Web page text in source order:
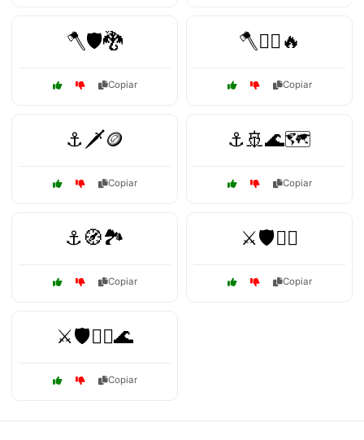
🪓🛡️🐉
Copiar
🪓🧙‍♂️🔥
Copiar
⚓🗡️🪙
Copiar
⚓🚢🌊🗺️
Copiar
⚓🧭🏞️
Copiar
⚔️🛡️🏴‍☠️
Copiar
⚔️🛡️🏴‍☠️🌊
Copiar